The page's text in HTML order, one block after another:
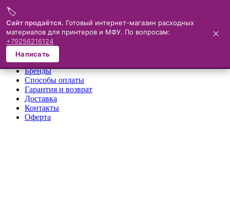
Меню
×
О компании
Каталог
Бренды
Способы оплаты
Гарантия и возврат
Доставка
Контакты
Оферта
🏷️
Сайт продаётся. Готовый интернет-магазин расходных
материалов для принтеров и МФУ. По вопросам:
+79256216124
Написать
✕